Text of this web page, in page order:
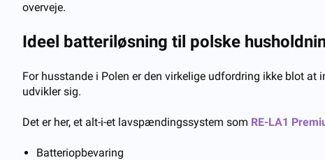
overveje.
Ideel batteriløsning til polske
For husstande i Polen er den virkelige udfordring ikke blot
udvikler sig.
Det er her, et alt-i-et lavspændingssystem som RE-LA1
Batteriopbevaring